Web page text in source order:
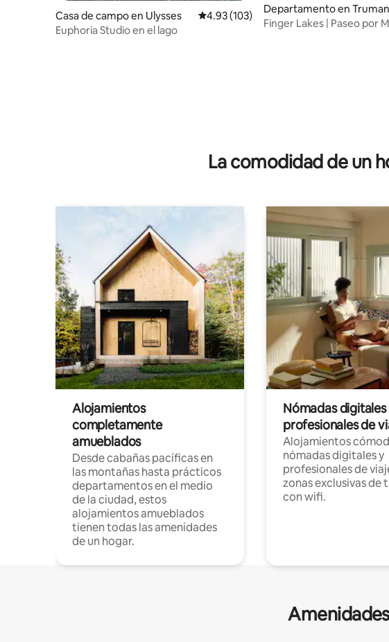
Casa de campo en Ulysses Calificación promedio: 4.93 de 5; 103
4.93 (103)
Euphoria Studio en el lago
Departamento en
g
Finger Lakes | Paseo por
La comodidad de un
Alojamientos
completamente
amueblados
Desde cabañas pacíficas en
las montañas hasta prácticos
departamentos en el medio
de la ciudad, estos
alojamientos amueblados
tienen todas las amenidades
de un hogar.
Nómadas digitales
profesionales de
Alojamientos
nómadas digitales y
profesionales de
zonas exclusivas de
con wifi.